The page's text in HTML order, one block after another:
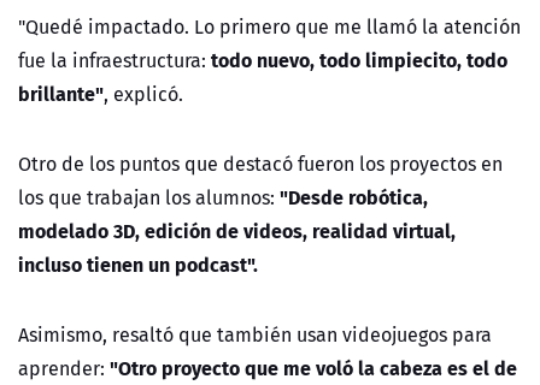
"Quedé impactado. Lo primero que me llamó la atención
fue la infraestructura: todo nuevo, todo limpiecito, todo
brillante", explicó.
Otro de los puntos que destacó fueron los proyectos en
los que trabajan los alumnos: "Desde robótica,
modelado 3D, edición de videos, realidad virtual,
incluso tienen un podcast".
Asimismo, resaltó que también usan videojuegos para
aprender: "Otro proyecto que me voló la cabeza es el de